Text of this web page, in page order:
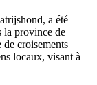
a été
la province de
croisements
locaux, visant à